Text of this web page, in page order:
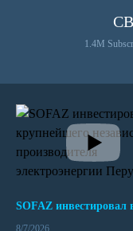
1.4M
8/7/2026